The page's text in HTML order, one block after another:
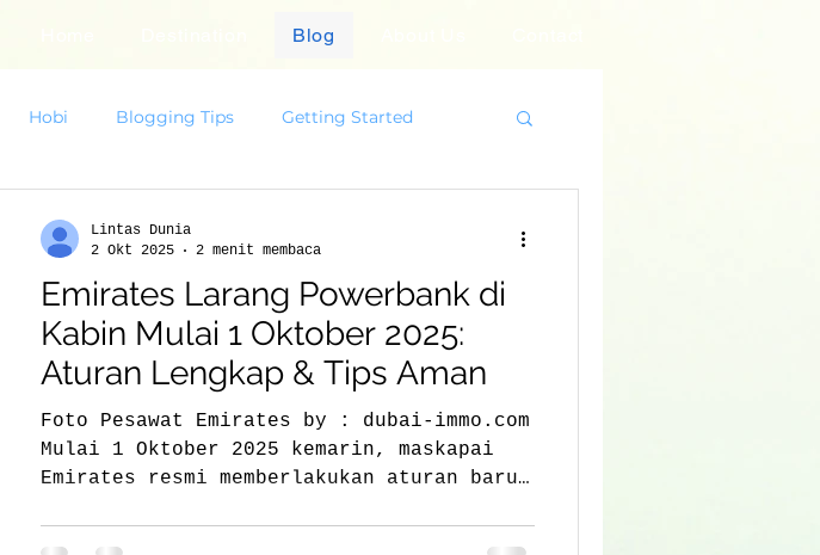
Blog
Hobi Blogging Tips Getting Started
Emirates Larang Powerbank di
Kabin Mulai 1 Oktober 2025:
Aturan Lengkap & Tips Aman
Foto Pesawat Emirates by : dubai-immo.com
Mulai 1 Oktober 2025 kemarin, maskapai
Emirates resmi memberlakukan aturan baru
Lintas Dunia
2 Okt 2025
2 menit membaca